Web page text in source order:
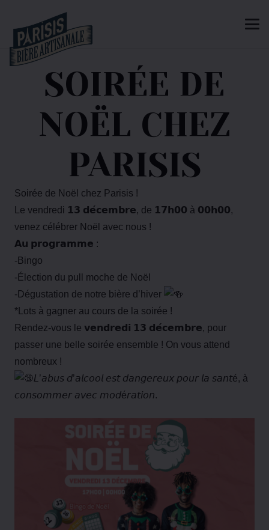
SOIRÉE DE
NOËL CHEZ
PARISIS
Soirée de Noël chez Parisis !
Le vendredi 𝟭𝟯 𝗱𝗲́𝗰𝗲𝗺𝗯𝗿𝗲, de 𝟭𝟳𝗵𝟬𝟬 à 𝟬𝟬𝗵𝟬𝟬,
venez célébrer Noël avec nous !
𝗔𝘂 𝗽𝗿𝗼𝗴𝗿𝗮𝗺𝗺𝗲 :
-Bingo
-Élection du pull moche de Noël
-Dégustation de notre bière d’hiver
*Lots à gagner au cours de la soirée !
Rendez-vous le 𝘃𝗲𝗻𝗱𝗿𝗲𝗱𝗶 𝟭𝟯 𝗱𝗲́𝗰𝗲𝗺𝗯𝗿𝗲, pour
passer une belle soirée ensemble ! On vous attend
nombreux !
𝘓’𝘢𝘣𝘶𝘴 𝘥’𝘢𝘭𝘤𝘰𝘰𝘭 𝘦𝘴𝘵 𝘥𝘢𝘯𝘨𝘦𝘳𝘦𝘶𝘹 𝘱𝘰𝘶𝘳 𝘭𝘢 𝘴𝘢𝘯𝘵é, à
𝘤𝘰𝘯𝘴𝘰𝘮𝘮𝘦𝘳 𝘢𝘷𝘦𝘤 𝘮𝘰𝘥é𝘳𝘢𝘵𝘪𝘰𝘯.